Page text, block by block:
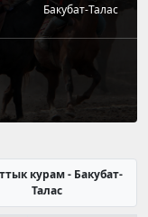
Бакубат-Талас
курам - Бакубат-
Талас